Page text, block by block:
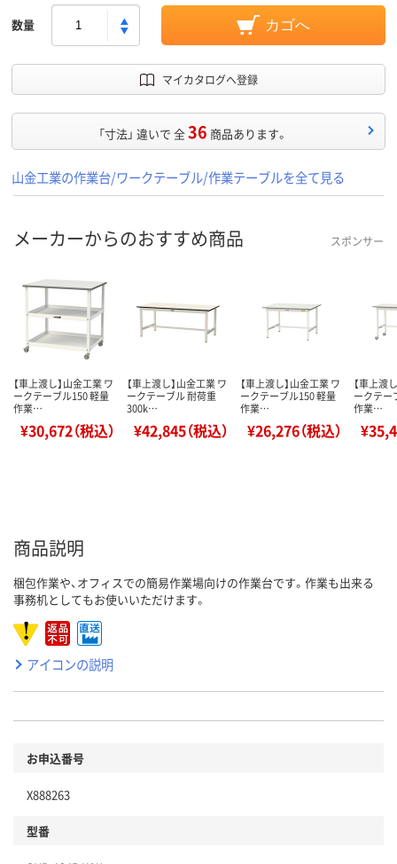
数量 カゴへ
マイカタログへ登録
「寸法」 違いで 全36 商品あります。
山金工業の作業台/ワークテーブル/作業テーブルを全て見る
メーカーからのおすすめ商品 スポンサー
【車上渡し】山金工業 ワ
ークテーブル150 軽量
作業…
¥30,672（税込）
【車上渡し】山金工業 ワ
ークテーブル 耐荷重
300k…
¥42,845（税込）
【車上渡し】山金工業 ワ
ークテーブル150 軽量
作業…
¥26,276（税込）
【車上渡
ークテー
作業…
商品説明
梱包作業や、オフィスでの簡易作業場向けの作業台です。作業も出来る
事務机としてもお使いいただけます。
アイコンの説明
お申込番号
X888263
型番